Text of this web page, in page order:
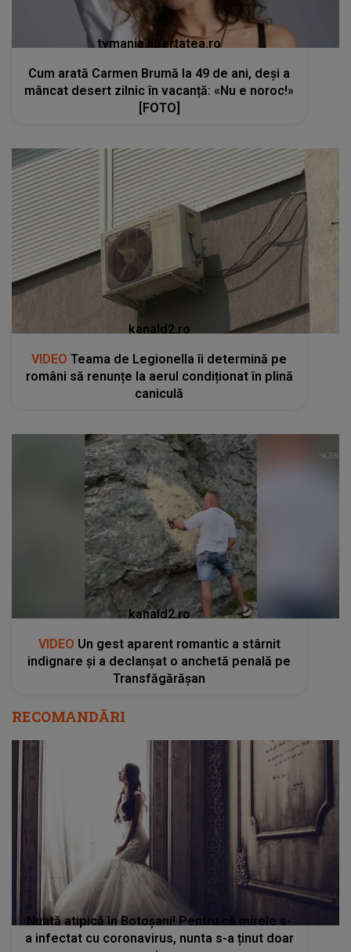
tvmania.libertatea.ro
Cum arată Carmen Brumă la 49 de ani, deși a
mâncat desert zilnic în vacanță: «Nu e noroc!»
[FOTO]
kanald2.ro
VIDEO Teama de Legionella îi determină pe
români să renunțe la aerul condiționat în plină
caniculă
kanald2.ro
VIDEO Un gest aparent romantic a stârnit
indignare și a declanșat o anchetă penală pe
Transfăgărășan
RECOMANDĂRI
Nuntă atipică în Botoşani! Pentru că mirele s-
a infectat cu coronavirus, nunta s-a ținut doar